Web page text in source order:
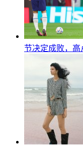
节决定成败，高